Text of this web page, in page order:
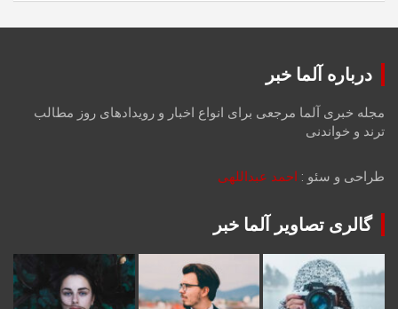
درباره آلما خبر
مجله خبری آلما مرجعی برای انواع اخبار و رویدادهای روز مطالب
ترند و خواندنی
طراحی و سئو : احمد عبداللهی
گالری تصاویر آلما خبر